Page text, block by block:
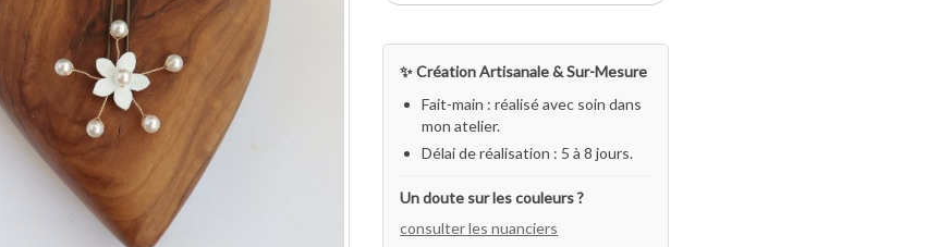
✨ Création Artisanale & Sur-Mesure
Fait-main : réalisé avec soin dans
mon atelier.
Délai de réalisation : 5 à 8 jours.
Un doute sur les couleurs ?
consulter les nuanciers